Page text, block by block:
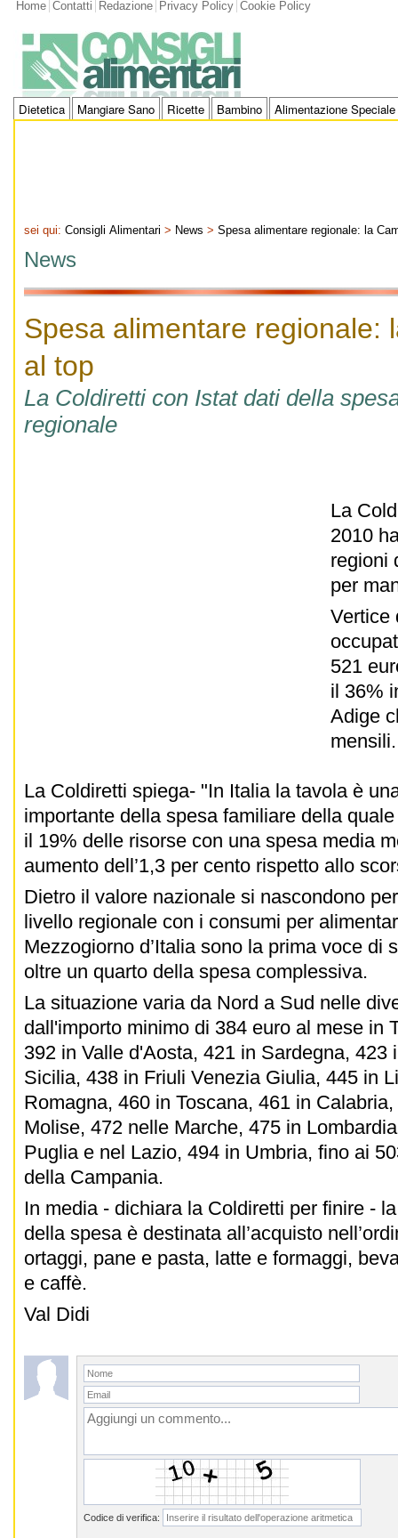
Home Contatti Redazione Privacy Policy Cookie Policy
Dietetica Mangiare Sano Ricette Bambino Alimentazione Speciale
sei qui: Consigli Alimentari > News > Spesa alimentare regionale: la
News
Spesa alimentare regionale:
al top
La Coldiretti con Istat dati della
regionale
La
2010
regioni
per
Vertice
521
il 36%
Adige
La Coldiretti spiega- "In Italia la tavola è
importante della spesa familiare della
il 19% delle risorse con una spesa media
aumento dell’1,3 per cento rispetto allo
Dietro il valore nazionale si nascondono
livello regionale con i consumi per
Mezzogiorno d’Italia sono la prima voce di
oltre un quarto della spesa complessiva.
La situazione varia da Nord a Sud nelle
dall'importo minimo di 384 euro al mese in
392 in Valle d'Aosta, 421 in Sardegna, 423
Sicilia, 438 in Friuli Venezia Giulia, 445 in
Romagna, 460 in Toscana, 461 in
Molise, 472 nelle Marche, 475 in
Puglia e nel Lazio, 494 in Umbria, fino ai
della Campania.
In media - dichiara la Coldiretti per finire -
della spesa è destinata all’acquisto
ortaggi, pane e pasta, latte e formaggi,
e caffè.
Val Didi
Codice di verifica: